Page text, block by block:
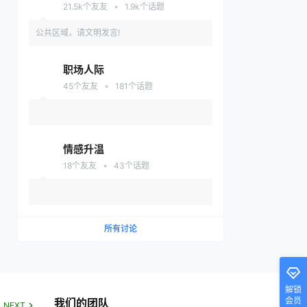
21.5k个友友 • 1.9k个话题
公共区域，请文明发言!
职场人际
45个友友 • 181 个话题
情感升温
18个友友 • 43个话题
所有讨论
解锁
会员
我们的团队